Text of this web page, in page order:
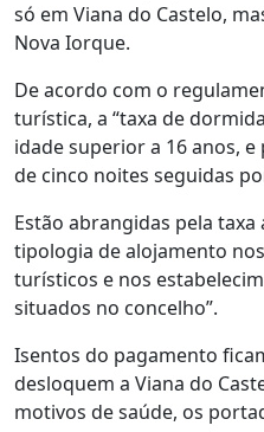
só em Viana do Castelo,
Nova Iorque.
De acordo com o
turística, a “taxa de
idade superior a 16 anos,
de cinco noites seguidas
Estão abrangidas pela
tipologia de alojamento
turísticos e nos
situados no concelho”.
Isentos do pagamento
desloquem a Viana do
motivos de saúde, os